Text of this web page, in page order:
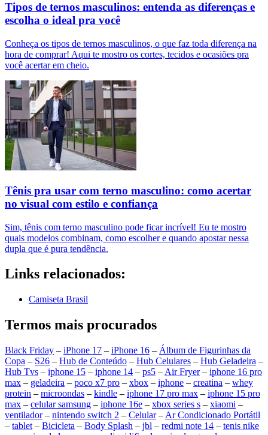
Tipos de ternos masculinos: entenda as diferenças e
escolha o ideal pra você
Conheça os tipos de ternos masculinos, o que faz toda diferença na
hora de comprar! Aqui te mostro os cortes, tecidos e ocasiões pra
você acertar em cheio.
Tênis pra usar com terno masculino: como acertar
no visual com estilo e confiança
Sim, tênis com terno masculino pode ficar incrível! Eu te mostro
quais modelos combinam, como escolher e quando apostar nessa
dupla que é pura tendência.
Links relacionados:
Camiseta Brasil
Termos mais procurados
Black Friday – iPhone 17 – iPhone 16 – Álbum de Figurinhas da
Copa – S26 – Hub de Conteúdo – Hub Celulares – Hub Geladeira –
Hub Tvs – iphone 15 – iphone 14 – ps5 – Air Fryer– iphone 16 pro
max – geladeira – poco x7 pro – xbox – iphone – creatina – whey
protein – microondas – kindle – iphone 17 pro max – iphone 15 pro
max – celular samsung – iphone 16e – xbox series s – xiaomi –
ventilador– nintendo switch 2 – Celular– Ar Condicionado Portátil
– tablet – Bicicleta – Body Splash – jbl – redmi note 14 – tenis nike